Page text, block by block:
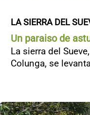
LA SIERRA DEL
Un paraiso de
La sierra del
Colunga, se